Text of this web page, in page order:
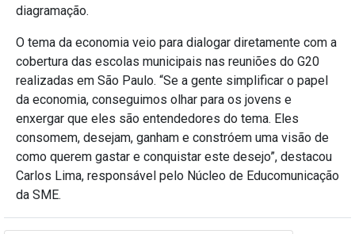
diagramação.
O tema da economia veio para dialogar diretamente com a
cobertura das escolas municipais nas reuniões do G20
realizadas em São Paulo. “Se a gente simplificar o papel
da economia, conseguimos olhar para os jovens e
enxergar que eles são entendedores do tema. Eles
consomem, desejam, ganham e constróem uma visão de
como querem gastar e conquistar este desejo”, destacou
Carlos Lima, responsável pelo Núcleo de Educomunicação
da SME.